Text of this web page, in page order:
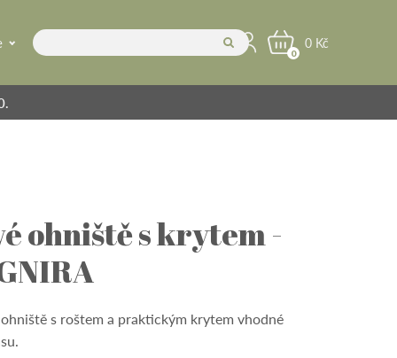
0
0 Kč
ohniště s krytem -
s roštem a praktickým krytem vhodné